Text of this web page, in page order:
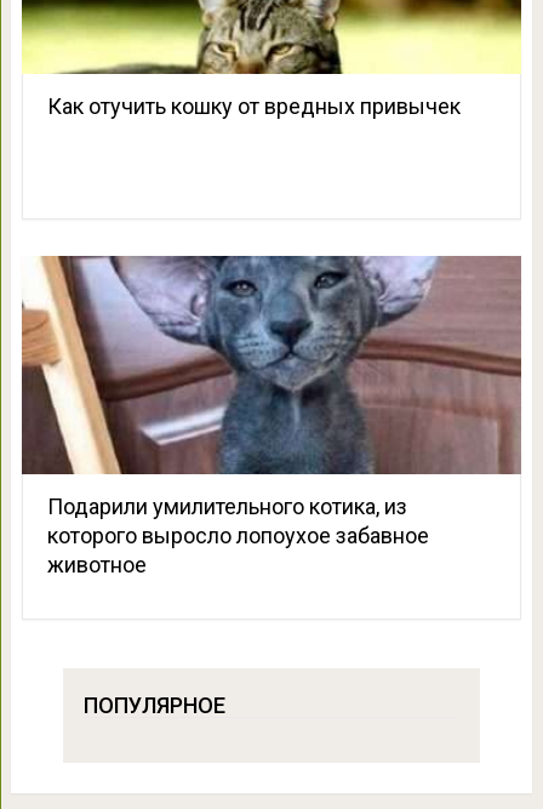
Как отучить кошку от вредных привычек
Подарили умилительного котика, из
которого выросло лопоухое забавное
животное
ПОПУЛЯРНОЕ